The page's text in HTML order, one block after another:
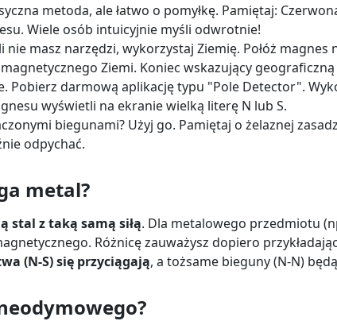
metoda, ale łatwo o pomyłkę. Pamiętaj:
Wiele osób intuicyjnie myśli odwrotnie!
nie masz narzędzi, wykorzystaj Ziemię. Połóż
Ziemi. Koniec wskazujący
Pobierz darmową aplikację typu "Pole Detector".
wyświetli na ekranie wielką literę N lub S.
biegunami? Użyj go. Pamiętaj o żelaznej
odpychać.
metal?
stal z taką samą siłą. Dla metalowego przedmiotu
Różnicę zauważysz dopiero
(N-S) się przyciągają, a tożsame bieguny (N-N)